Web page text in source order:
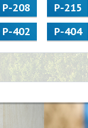
Р-208 Р-215
Р-402 Р-404